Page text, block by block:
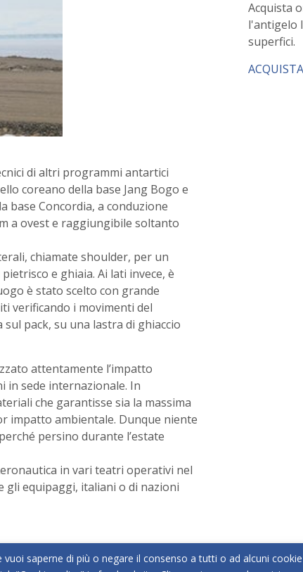
di altri programmi antartici
coreano della base Jang Bogo e
base Concordia, a conduzione
a ovest e raggiungibile soltanto
chiamate shoulder, per un
e ghiaia. Ai lati invece, è
è stato scelto con grande
verificando i movimenti del
pack, su una lastra di ghiaccio
attentamente l’impatto
in sede internazionale. In
che garantisse sia la massima
impatto ambientale. Dunque niente
persino durante l’estate
in vari teatri operativi nel
gli equipaggi, italiani o di nazioni
Acquista
l'antigelo
superfici.
ACQUISTA
saperne di più o negare il consenso a tutti o ad alcuni